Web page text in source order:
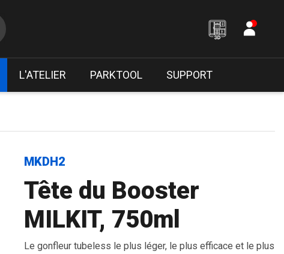
L'ATELIER PARKTOOL SUPPORT
MKDH2
Tête du Booster
MILKIT, 750ml
Le gonfleur tubeless le plus léger, le plus efficace et le plus